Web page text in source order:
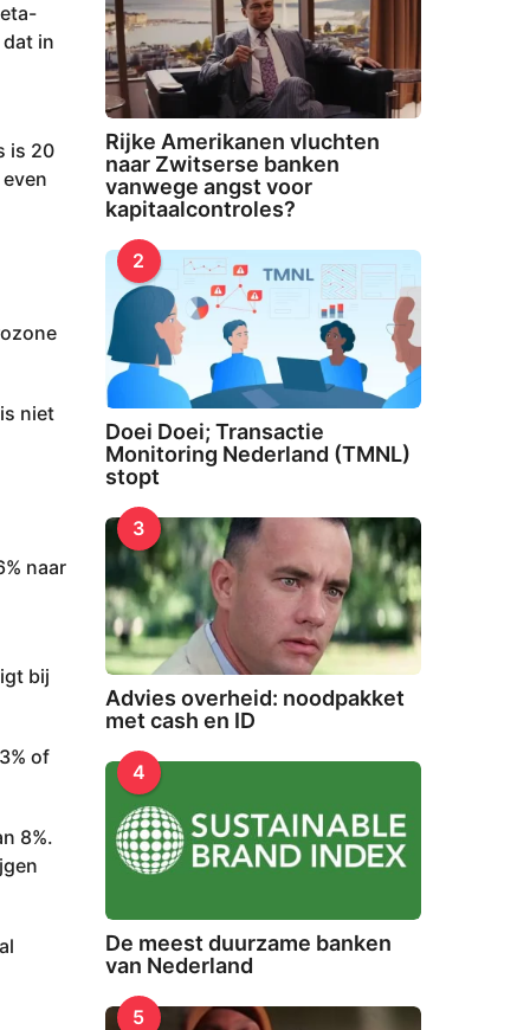
in
is 20
niet
naar
bij
of
8%.
:
Rijke Amerikanen vluchten
naar Zwitserse banken
vanwege angst voor
kapitaalcontroles?
2
Doei Doei; Transactie
Monitoring Nederland (TMNL)
stopt
3
Advies overheid: noodpakket
met cash en ID
4
De meest duurzame banken
van Nederland
5